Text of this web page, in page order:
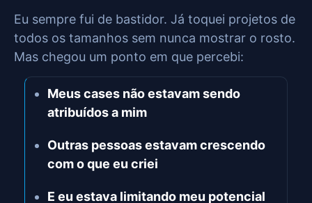
Eu sempre fui de bastidor. Já toquei projetos de
todos os tamanhos sem nunca mostrar o rosto.
Mas chegou um ponto em que percebi:
Meus cases não estavam sendo
atribuídos a mim
Outras pessoas estavam crescendo
com o que eu criei
E eu estava limitando meu potencial